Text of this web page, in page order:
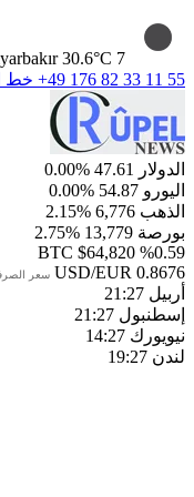
30.6°C 7 أغسطس 2026
+49 176 82 33 11 55 خط
الدولار 47.61
%0.00
اليورو 54.87
%0.00
الذهب 6,776
%2.15
بورصة 13,779
%2.75
BTC $64,820 %0.59
USD/EUR 0.8676 سعر
أربيل 21:27
إسطنبول 21:27
نيويورك 14:27
لندن 19:27